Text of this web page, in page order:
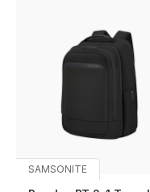
SAMSONITE